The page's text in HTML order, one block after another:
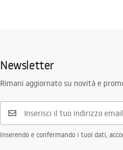
Newsletter
Rimani aggiornato su novità e
Inserendo e confermando i tuoi dati,